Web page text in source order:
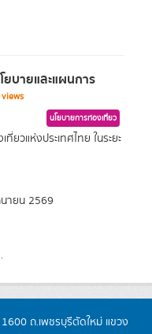
บายและแผนการ
นโยบายการท่องเที่ยว
วแห่งประเทศไทย ในระยะ
ายน 2569
ถ.เพชรบุรีตัดใหม่ แขวง